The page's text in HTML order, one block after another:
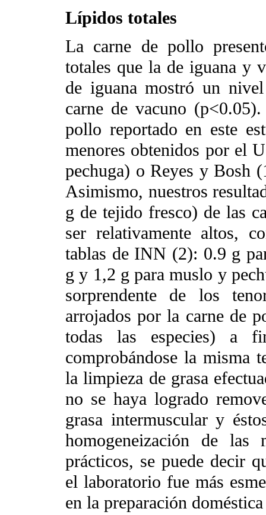
Lípidos totales
La carne de pollo
totales que la de iguana y
de iguana mostró un
carne de vacuno
pollo reportado en este
menores obtenidos por el
pechuga) o Reyes y Bosh
Asimismo, nuestros
g de tejido fresco) de las
ser relativamente altos,
tablas de INN (2): 0.9 g
g y 1,2 g para muslo y
sorprendente de los
arrojados por la carne de
todas las especies) a
comprobándose la misma
la limpieza de grasa
no se haya logrado
grasa intermuscular y
homogeneización de
prácticos, se puede decir
el laboratorio fue más
en la preparación